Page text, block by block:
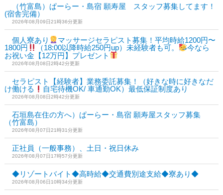
（竹富島）ぱーらー・島宿 願寿屋 スタッフ募集してます！
(宿舎完備）
2026年08月09日21時36分更新
個人寮あり
マッサージセラピスト募集！平均時給1200円〜
1800円
（18:00以降時給250円up）未経験者も可。
今なら
お祝い金【12万円】プレゼント
2026年08月08日2時42分更新
セラピスト【経験者】業務委託募集！（好きな時に好きなだ
け働ける
自宅待機OK/ 車通勤OK）最低保証制度あり
2026年08月08日2時42分更新
石垣島在住の方へ）ぱーらー・島宿 願寿屋スタッフ募集
（竹富島）
2026年08月07日21時31分更新
正社員（一般事務）、土日・祝日休み
2026年08月07日17時57分更新
◆リゾートバイト◆高時給◆交通費別途支給◆寮あり◆
2026年08月06日10時34分更新